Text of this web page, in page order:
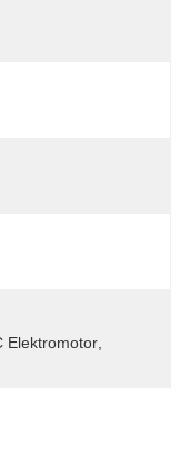
Elektromotor